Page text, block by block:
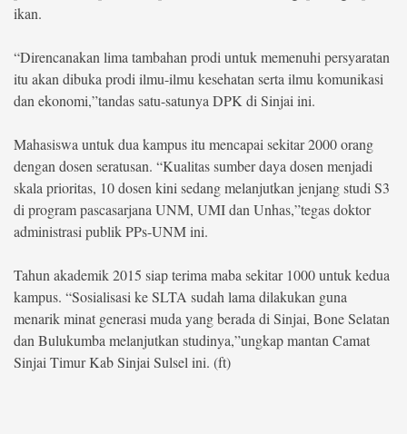
ikan.
“Direncanakan lima tambahan prodi untuk memenuhi persyaratan
itu akan dibuka prodi ilmu-ilmu kesehatan serta ilmu komunikasi
dan ekonomi,”tandas satu-satunya DPK di Sinjai ini.
Mahasiswa untuk dua kampus itu mencapai sekitar 2000 orang
dengan dosen seratusan. “Kualitas sumber daya dosen menjadi
skala prioritas, 10 dosen kini sedang melanjutkan jenjang studi S3
di program pascasarjana UNM, UMI dan Unhas,”tegas doktor
administrasi publik PPs-UNM ini.
Tahun akademik 2015 siap terima maba sekitar 1000 untuk kedua
kampus. “Sosialisasi ke SLTA sudah lama dilakukan guna
menarik minat generasi muda yang berada di Sinjai, Bone Selatan
dan Bulukumba melanjutkan studinya,”ungkap mantan Camat
Sinjai Timur Kab Sinjai Sulsel ini. (ft)